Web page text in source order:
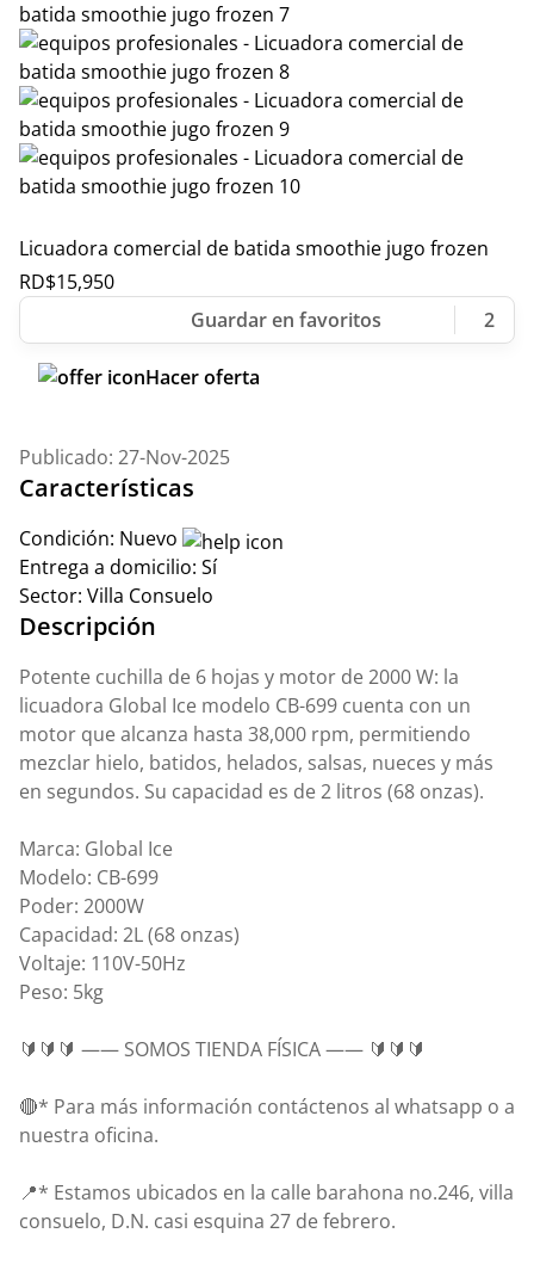
Licuadora comercial de batida smoothie jugo frozen
RD$15,950
2
Hacer oferta
Publicado: 27-Nov-2025
Características
Condición: Nuevo
Entrega a domicilio: Sí
Sector: Villa Consuelo
Descripción
Potente cuchilla de 6 hojas y motor de 2000 W: la
licuadora Global Ice modelo CB-699 cuenta con un
motor que alcanza hasta 38,000 rpm, permitiendo
mezclar hielo, batidos, helados, salsas, nueces y más
en segundos. Su capacidad es de 2 litros (68 onzas).
Marca: Global Ice
Modelo: CB-699
Poder: 2000W
Capacidad: 2L (68 onzas)
Voltaje: 110V-50Hz
Peso: 5kg
🔰🔰🔰 —— SOMOS TIENDA FÍSICA —— 🔰🔰🔰
🔴* Para más información contáctenos al whatsapp o a
nuestra oficina.
📍* Estamos ubicados en la calle barahona no.246, villa
consuelo, D.N. casi esquina 27 de febrero.